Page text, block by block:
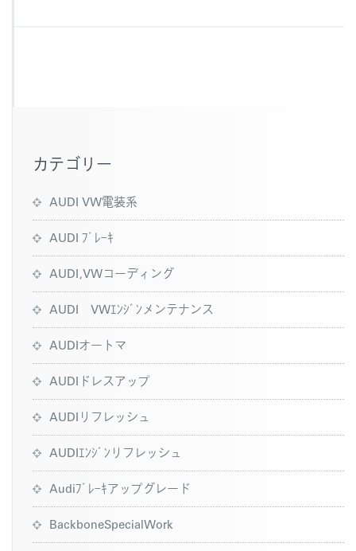
c e
カテゴリー
AUDI VW電装系
AUDI ﾌﾞﾚｰｷ
AUDI,VWコーディング
AUDI VWｴﾝｼﾞﾝメンテナンス
AUDIオートマ
AUDIドレスアップ
AUDIリフレッシュ
AUDIｴﾝｼﾞﾝリフレッシュ
Audiﾌﾞﾚｰｷアップグレード
BackboneSpecialWork